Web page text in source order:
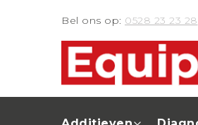
Bel ons op: 0528 23 23 28